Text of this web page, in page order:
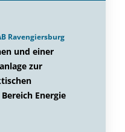
Ravengiersburg
und einer
zur
Energie